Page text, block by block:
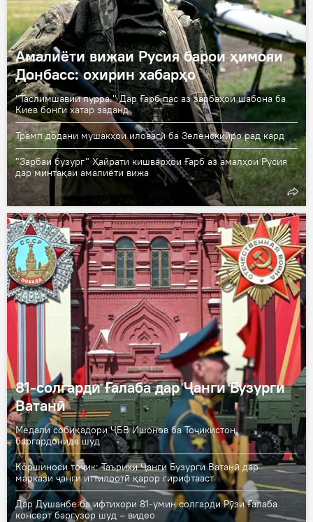
Амалиёти вижаи Русия барои ҳимояи
Донбасс: охирин хабарҳо
"Таслимшавии пурра." Дар Ғарб пас аз зарбаҳои шабона ба
Киев бонги хатар заданд
Трамп додани мушакҳои иловагӣ ба Зеленскийро рад кард
"Зарбаи бузург" Ҳайрати кишварҳои Ғарб аз амалҳои Русия
дар минтақаи амалиёти вижа
81-солгарди Ғалаба дар Ҷанги Бузурги
Ватанӣ
Медали собиқадори ҶБВ Ишонов ба Тоҷикистон
баргардонида шуд
Коршиноси тоҷик: Таърихи Ҷанги Бузурги Ватанӣ дар
маркази ҷанги иттилоотӣ қарор гирифтааст
Дар Душанбе ба ифтихори 81-умин солгарди Рӯзи Ғалаба
консерт баргузор шуд – видео